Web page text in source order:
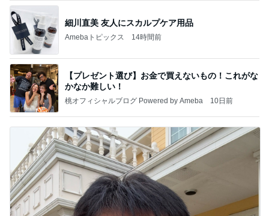
細川直美 友人にスカルプケア用品
Amebaトピックス 14時間前
【プレゼント選び】お金で買えないもの！これがな
かなか難しい！
桃オフィシャルブログ Powered by Ameba 10日前